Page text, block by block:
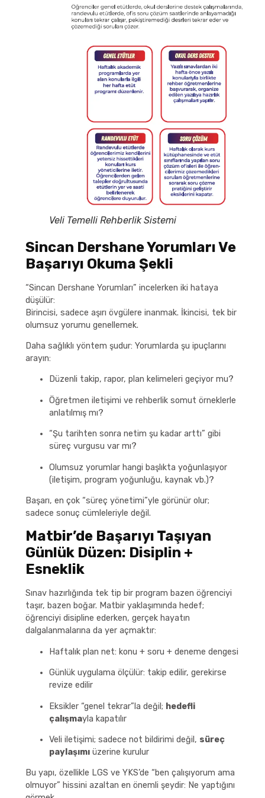
Veli Temelli Rehberlik Sistemi
Sincan Dershane Yorumları Ve
Başarıyı Okuma Şekli
“Sincan Dershane Yorumları” incelerken iki hataya
düşülür:
Birincisi, sadece aşırı övgülere inanmak. İkincisi, tek bir
olumsuz yorumu genellemek.
Daha sağlıklı yöntem şudur: Yorumlarda şu ipuçlarını
arayın:
Düzenli takip, rapor, plan kelimeleri geçiyor mu?
Öğretmen iletişimi ve rehberlik somut örneklerle
anlatılmış mı?
“Şu tarihten sonra netim şu kadar arttı” gibi
süreç vurgusu var mı?
Olumsuz yorumlar hangi başlıkta yoğunlaşıyor
(iletişim, program yoğunluğu, kaynak vb.)?
Başarı, en çok “süreç yönetimi”yle görünür olur;
sadece sonuç cümleleriyle değil.
Matbir’de Başarıyı Taşıyan
Günlük Düzen: Disiplin +
Esneklik
Sınav hazırlığında tek tip bir program bazen öğrenciyi
taşır, bazen boğar. Matbir yaklaşımında hedef;
öğrenciyi disipline ederken, gerçek hayatın
dalgalanmalarına da yer açmaktır:
Haftalık plan net: konu + soru + deneme dengesi
Günlük uygulama ölçülür: takip edilir, gerekirse
revize edilir
Eksikler “genel tekrar”la değil; hedefli
çalışmayla kapatılır
Veli iletişimi; sadece not bildirimi değil, süreç
paylaşımıüzerine kurulur
Bu yapı, özellikle LGS ve YKS’de “ben çalışıyorum ama
olmuyor” hissini azaltan en önemli şeydir: Ne yaptığını